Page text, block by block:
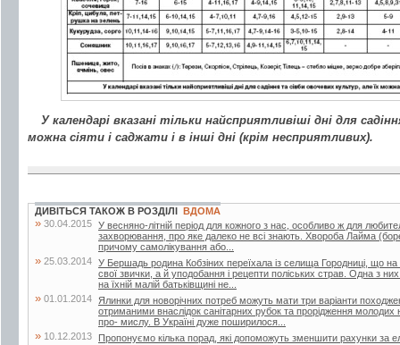
У календарі вказані тільки найсприятливіші дні для
можна сіяти і саджати і в інші дні (крім несприятливих).
ДИВІТЬСЯ ТАКОЖ В РОЗДІЛІ ВДОМА
» 30.04.2015 У весняно-літній період для кожного з нас, особливо ж для
захворювання, про яке далеко не всі знають. Хвороба Лайма
причому самолікування або...
» 25.03.2014 У Бершадь родина Кобзіних переїхала із селища Городниці, що
свої звички, а й уподобання і рецепти поліських страв. Одна з
на їхній малій батьківщині не...
» 01.01.2014
Ялинки для новорічних потреб можуть мати три варіанти
отриманими внаслідок санітарних рубок та прорідження
про- мислу. В Україні дуже поширилося...
» 10.12.2013 Пропонуємо кілька порад, які допоможуть зменшити рахунки за